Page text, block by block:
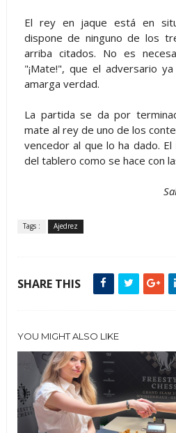
El rey en jaque está en
dispone de ninguno de los
arriba citados. No es
"¡Mate!", que el adversario
amarga verdad.
La partida se da por
mate al rey de uno de los
vencedor al que lo ha dado.
del tablero como se hace con
Tags : Ajedrez
SHARE THIS
YOU MIGHT ALSO LIKE